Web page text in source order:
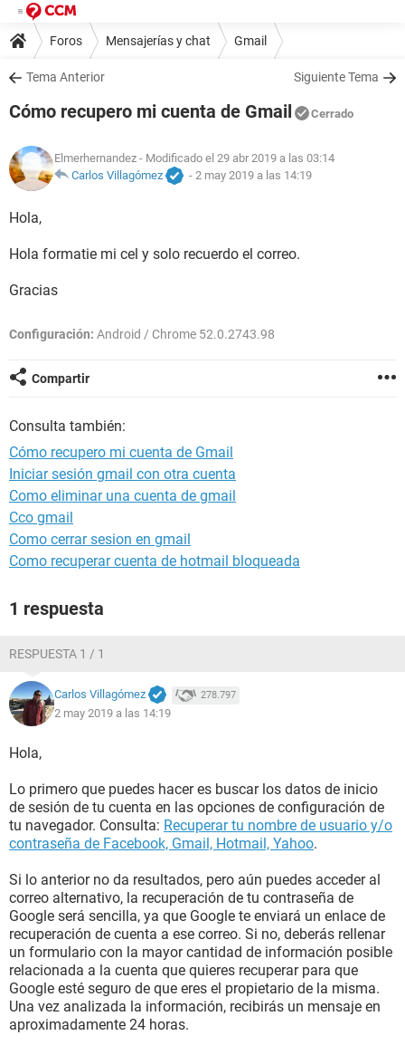
Foros Mensajerías y chat Gmail
Tema Anterior Siguiente Tema
Cómo recupero mi cuenta de Gmail Cerrado
Elmerhernandez - Modificado el 29 abr 2019 a las 03:14
Carlos Villagómez
- 2 may 2019 a las 14:19
Hola,
Hola formatie mi cel y solo recuerdo el correo.
Gracias
Configuración: Android / Chrome 52.0.2743.98
Compartir
Consulta también:
Cómo recupero mi cuenta de Gmail
Iniciar sesión gmail con otra cuenta
Como eliminar una cuenta de gmail
Cco gmail
Como cerrar sesion en gmail
Como recuperar cuenta de hotmail bloqueada
1 respuesta
RESPUESTA 1 / 1
Carlos Villagómez 278.797
2 may 2019 a las 14:19
Hola,
Lo primero que puedes hacer es buscar los datos de inicio
de sesión de tu cuenta en las opciones de configuración de
tu navegador. Consulta: Recuperar tu nombre de usuario y/o
contraseña de Facebook, Gmail, Hotmail, Yahoo.
Si lo anterior no da resultados, pero aún puedes acceder al
correo alternativo, la recuperación de tu contraseña de
Google será sencilla, ya que Google te enviará un enlace de
recuperación de cuenta a ese correo. Si no, deberás rellenar
un formulario con la mayor cantidad de información posible
relacionada a la cuenta que quieres recuperar para que
Google esté seguro de que eres el propietario de la misma.
Una vez analizada la información, recibirás un mensaje en
aproximadamente 24 horas.